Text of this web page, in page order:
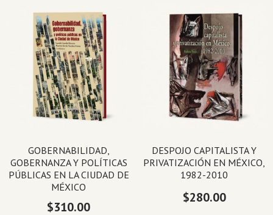
GOBERNABILIDAD,
GOBERNANZA Y POLÍTICAS
PÚBLICAS EN LA CIUDAD DE
MÉXICO
$310.00
DESPOJO CAPITALISTA Y
PRIVATIZACIÓN EN MÉXICO,
1982-2010
$280.00